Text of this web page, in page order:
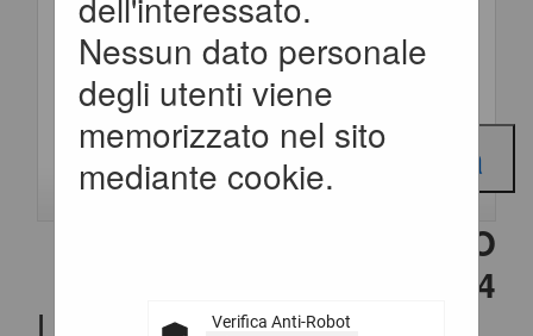
Nessun dato personale
degli utenti viene
memorizzato nel sito
mediante cookie.
Verifica Anti-Robot
Criteri di ricerca
avanzati
CONTENUTO AGGIORNATO
AL 20/03/2024
La ricerca ha restituito 1